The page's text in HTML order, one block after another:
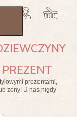
prezentami,
żony! U nas nigdy